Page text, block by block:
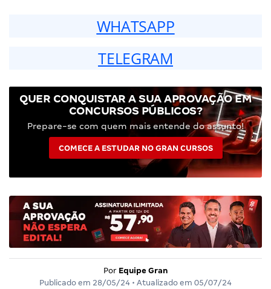
WHATSAPP
TELEGRAM
QUER CONQUISTAR A SUA APROVAÇÃO EM
CONCURSOS PÚBLICOS?
Prepare-se com quem mais entende do assunto!
COMECE A ESTUDAR NO GRAN CURSOS
Por Equipe Gran
Publicado em 28/05/24 • Atualizado em 05/07/24